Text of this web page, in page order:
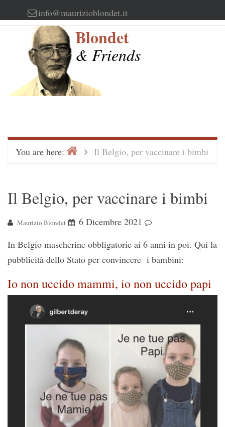
to
info@maurizioblondet.it
Blondet
& Friends
You are here: HomeIl Belgio, per vaccinare i bimbi
Il Belgio, per vaccinare i bimbi
Maurizio Blondet
6 Dicembre 2021
In Belgio mascherine obbligatorie ai 6 anni in poi. Qui la
pubblicità dello Stato per convincere i bambini:
Io non uccido mammi, io non uccido papi